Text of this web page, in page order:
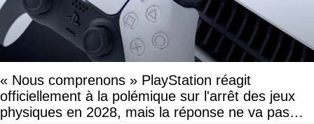
« Nous comprenons » PlayStation réagit
officiellement à la polémique sur l'arrêt des jeux
physiques en 2028, mais la réponse ne va pas